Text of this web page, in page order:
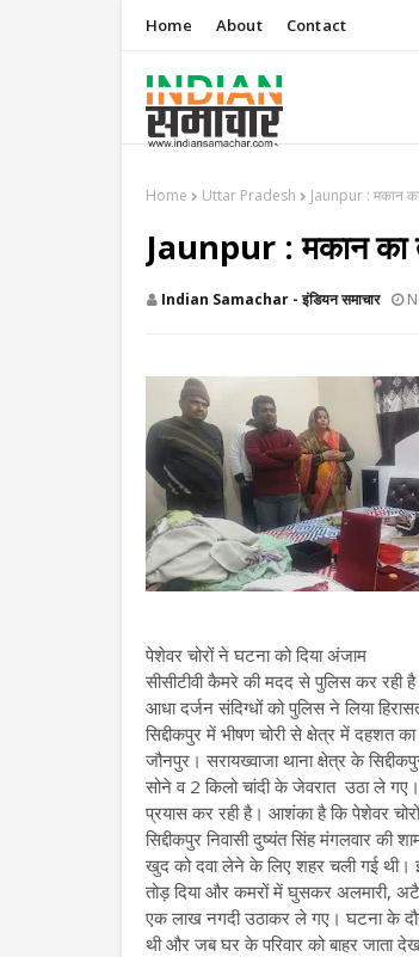
Home About Contact
Home Uttar Pradesh ​Jaunpur : मकान
​Jaunpur : मकान का
Indian Samachar - इंडियन समाचार
पेशेवर चोरों ने घटना को दिया अंजाम
सीसीटीवी कैमरे की मदद से पुलिस कर रही है
आधा दर्जन संदिग्धों को पुलिस ने लिया
सिद्दीकपुर में भीषण चोरी से क्षेत्र में दहशत का
जौनपुर। सरायख्वाजा थाना क्षेत्र के
सोने व 2 किलो चांदी के जेवरात उठा ले
प्रयास कर रही है। आशंका है कि पेशेवर
सिद्दीकपुर निवासी दुष्यंत सिंह मंगलवार
खुद को दवा लेने के लिए शहर चली गई थी।
तोड़ दिया और कमरों में घुसकर अलमारी,
एक लाख नगदी उठाकर ले गए। घटना के
थी और जब घर के परिवार को बाहर जाता